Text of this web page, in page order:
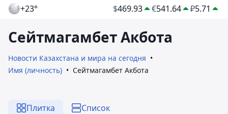
+23° $469.93 €541.64 ₽5.71
Сейтмагамбет Акбота
Новости Казахстана и мира на сегодня
Имя (личность)
Сейтмагамбет Акбота
Плитка Список